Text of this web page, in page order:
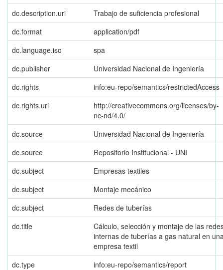
dc.description.uri
Trabajo de suficiencia profesional
dc.format
application/pdf
dc.language.iso
spa
dc.publisher
Universidad Nacional de Ingeniería
dc.rights
info:eu-repo/semantics/restrictedAccess
dc.rights.uri
http://creativecommons.org/licenses/by-
nc-nd/4.0/
dc.source
Universidad Nacional de Ingeniería
dc.source
Repositorio Institucional - UNI
dc.subject
Empresas textiles
dc.subject
Montaje mecánico
dc.subject
Redes de tuberías
dc.title
Cálculo, selección y montaje de las
internas de tuberías a gas natural en
empresa textil
dc.type
info:eu-repo/semantics/report